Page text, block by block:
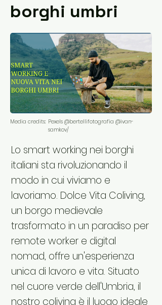
borghi umbri
Media credits: Pexels @bertellifotografia @ivan-
samkov/
Lo smart working nei borghi
italiani sta rivoluzionando il
modo in cui viviamo e
lavoriamo. Dolce Vita Coliving,
un borgo medievale
trasformato in un paradiso per
remote worker e digital
nomad, offre un'esperienza
unica di lavoro e vita. Situato
nel cuore verde dell'Umbria, il
nostro coliving è il luogo ideale